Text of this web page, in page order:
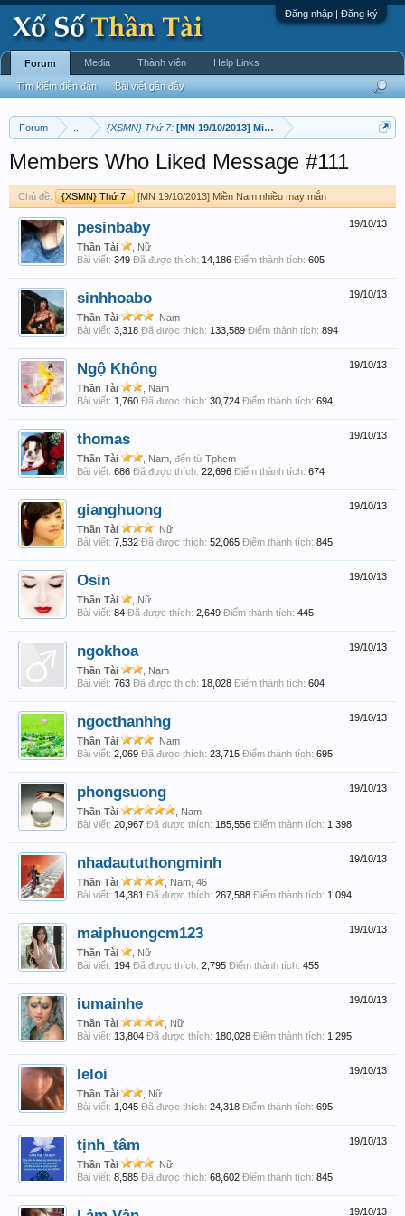
Đăng nhập | Đăng ký
Forum {XSMN} Thứ 7: [MN 19/10/2013] Miền Nam nhiều may mắn
Members Who Liked Message #111
Chủ đề: {XSMN} Thứ 7: [MN 19/10/2013] Miền Nam nhiều may mắn
19/10/13
pesinbaby
Thần Tài
, Nữ
Bài viết: 349 Đã được thích: 14,186 Điểm thành tích: 605
19/10/13
sinhhoabo
Thần Tài
, Nam
Bài viết: 3,318 Đã được thích: 133,589 Điểm thành tích: 894
19/10/13
Ngộ Không
Thần Tài
, Nam
Bài viết: 1,760 Đã được thích: 30,724 Điểm thành tích: 694
19/10/13
thomas
Thần Tài , Nam, đến từ Tphcm
Bài viết: 686 Đã được thích: 22,696 Điểm thành tích: 674
19/10/13
gianghuong
Thần Tài
, Nữ
Bài viết: 7,532 Đã được thích: 52,065 Điểm thành tích: 845
19/10/13
Osin
Thần Tài
, Nữ
Bài viết: 84 Đã được thích: 2,649 Điểm thành tích: 445
19/10/13
ngokhoa
Thần Tài
, Nam
Bài viết: 763 Đã được thích: 18,028 Điểm thành tích: 604
19/10/13
ngocthanhhg
Thần Tài
, Nam
Bài viết: 2,069 Đã được thích: 23,715 Điểm thành tích: 695
19/10/13
phongsuong
Thần Tài
, Nam
Bài viết: 20,967 Đã được thích: 185,556 Điểm thành tích: 1,398
19/10/13
nhadaututhongminh
Thần Tài
, Nam, 46
Bài viết: 14,381 Đã được thích: 267,588 Điểm thành tích: 1,094
19/10/13
maiphuongcm123
Thần Tài
, Nữ
Bài viết: 194 Đã được thích: 2,795 Điểm thành tích: 455
19/10/13
iumainhe
Thần Tài
, Nữ
Bài viết: 13,804 Đã được thích: 180,028 Điểm thành tích: 1,295
19/10/13
leloi
Thần Tài
, Nữ
Bài viết: 1,045 Đã được thích: 24,318 Điểm thành tích: 695
19/10/13
tịnh_tâm
Thần Tài
, Nữ
Bài viết: 8,585 Đã được thích: 68,602 Điểm thành tích: 845
19/10/13
Forum
Tìm kiếm diễn đàn Bài viết gần đây
Media Thành viên Help Links